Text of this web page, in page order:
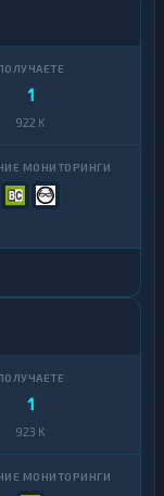
1
922 K
1
923 K